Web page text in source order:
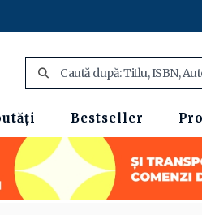
Bestseller